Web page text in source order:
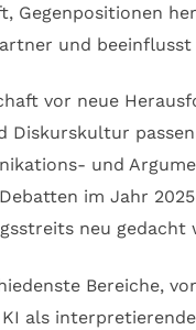
Gegenpositionen
und
vor neue
Diskurskultur
und
im Jahr
neu gedacht
Bereiche,
als